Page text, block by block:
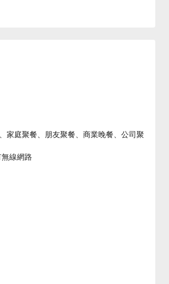
家庭聚餐、朋友聚餐、商業晚餐、公司聚
線網路